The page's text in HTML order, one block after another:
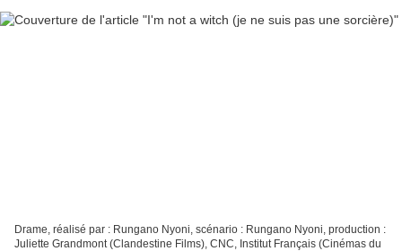
Drame, réalisé par : Rungano Nyoni, scénario : Rungano Nyoni, production :
Juliette Grandmont (Clandestine Films), CNC, Institut Français (Cinémas du